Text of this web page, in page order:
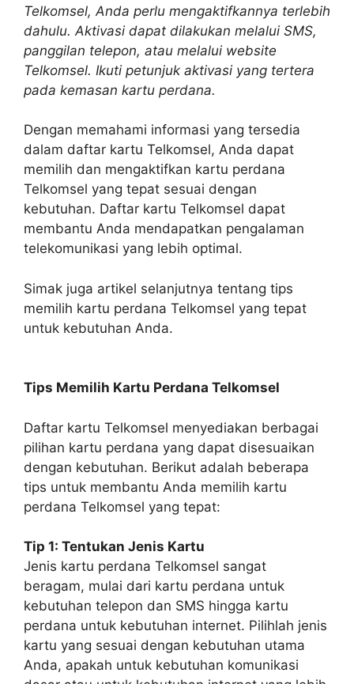
Telkomsel, Anda perlu mengaktifkannya terlebih
dahulu. Aktivasi dapat dilakukan melalui SMS,
panggilan telepon, atau melalui website
Telkomsel. Ikuti petunjuk aktivasi yang tertera
pada kemasan kartu perdana.
Dengan memahami informasi yang tersedia
dalam daftar kartu Telkomsel, Anda dapat
memilih dan mengaktifkan kartu perdana
Telkomsel yang tepat sesuai dengan
kebutuhan. Daftar kartu Telkomsel dapat
membantu Anda mendapatkan pengalaman
telekomunikasi yang lebih optimal.
Simak juga artikel selanjutnya tentang tips
memilih kartu perdana Telkomsel yang tepat
untuk kebutuhan Anda.
Tips Memilih Kartu Perdana Telkomsel
Daftar kartu Telkomsel menyediakan berbagai
pilihan kartu perdana yang dapat disesuaikan
dengan kebutuhan. Berikut adalah beberapa
tips untuk membantu Anda memilih kartu
perdana Telkomsel yang tepat:
Tip 1: Tentukan Jenis Kartu
Jenis kartu perdana Telkomsel sangat
beragam, mulai dari kartu perdana untuk
kebutuhan telepon dan SMS hingga kartu
perdana untuk kebutuhan internet. Pilihlah jenis
kartu yang sesuai dengan kebutuhan utama
Anda, apakah untuk kebutuhan komunikasi